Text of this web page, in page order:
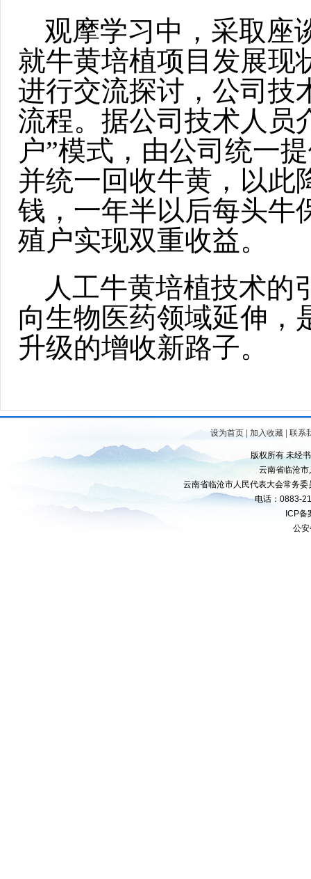
观摩学习中，采取座
就牛黄培植项目发展现
进行交流探讨，公司技
流程。据公司技术人员
户”模式，由公司统一
并统一回收牛黄，以此
钱，一年半以后每头牛
殖户实现双重收益。
人工牛黄培植技术的
向生物医药领域延伸，
升级的增收新路子。
设为首页 加入收藏 联系
版权所有 未经
云南省临沧
云南省临沧市人民代表大会常务
电话：0883-
ICP备
公